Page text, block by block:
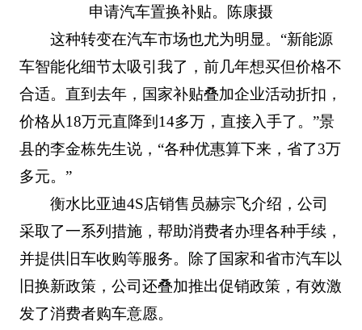
申请汽车置换补贴。陈康摄
这种转变在汽车市场也尤为明显。“新能源
车智能化细节太吸引我了，前几年想买但价格不
合适。直到去年，国家补贴叠加企业活动折扣，
价格从18万元直降到14多万，直接入手了。”景
县的李金栋先生说，“各种优惠算下来，省了3万
多元。”
衡水比亚迪4S店销售员赫宗飞介绍，公司
采取了一系列措施，帮助消费者办理各种手续，
并提供旧车收购等服务。除了国家和省市汽车以
旧换新政策，公司还叠加推出促销政策，有效激
发了消费者购车意愿。